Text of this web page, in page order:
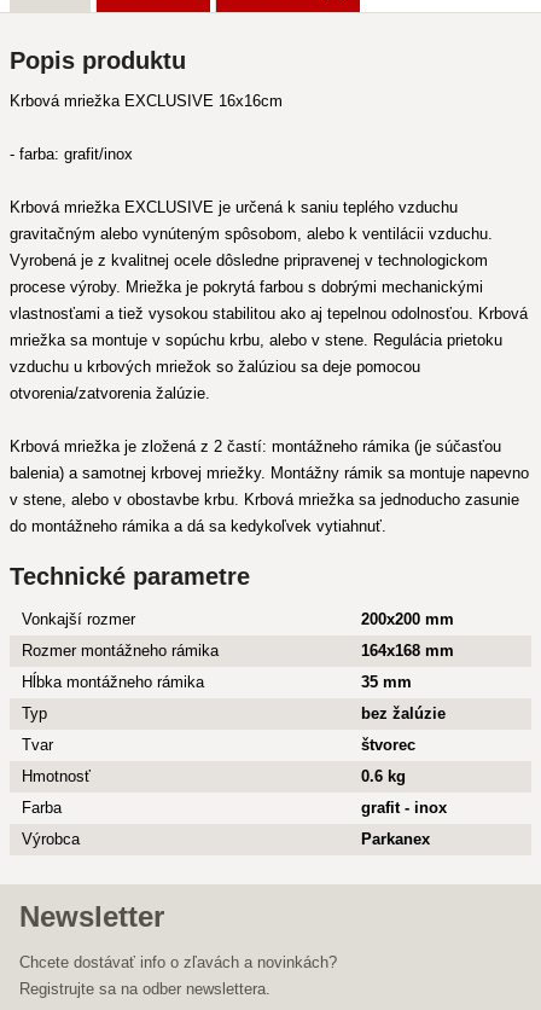
Popis produktu
Krbová mriežka EXCLUSIVE 16x16cm
- farba: grafit/inox
Krbová mriežka EXCLUSIVE je určená k saniu teplého vzduchu
gravitačným alebo vynúteným spôsobom, alebo k ventilácii vzduchu.
Vyrobená je z kvalitnej ocele dôsledne pripravenej v technologickom
procese výroby. Mriežka je pokrytá farbou s dobrými mechanickými
vlastnosťami a tiež vysokou stabilitou ako aj tepelnou odolnosťou. Krbová
mriežka sa montuje v sopúchu krbu, alebo v stene. Regulácia prietoku
vzduchu u krbových mriežok so žalúziou sa deje pomocou
otvorenia/zatvorenia žalúzie.
Krbová mriežka je zložená z 2 častí: montážneho rámika (je súčasťou
balenia) a samotnej krbovej mriežky. Montážny rámik sa montuje napevno
v stene, alebo v obostavbe krbu. Krbová mriežka sa jednoducho zasunie
do montážneho rámika a dá sa kedykoľvek vytiahnuť.
Technické parametre
Vonkajší rozmer
200x200 mm
Rozmer montážneho rámika
164x168 mm
Hĺbka montážneho rámika
35 mm
Typ
bez žalúzie
Tvar
štvorec
Hmotnosť
0.6 kg
Farba
grafit - inox
Výrobca
Parkanex
Newsletter
Chcete dostávať info o zľavách a novinkách?
Registrujte sa na odber newslettera.